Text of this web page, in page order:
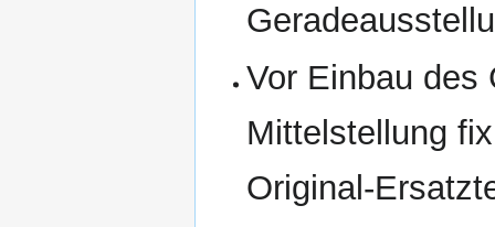
Vor Einbau des
Mittelstellung
Original-